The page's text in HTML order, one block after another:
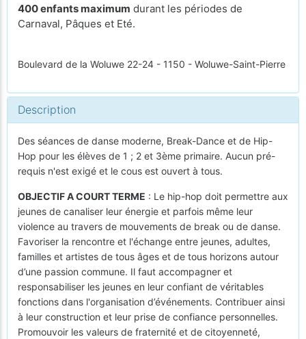
400 enfants maximum durant les périodes de
Carnaval, Pâques et Eté.
Boulevard de la Woluwe 22-24 - 1150 - Woluwe-Saint-Pierre
Description
Des séances de danse moderne, Break-Dance et de Hip-
Hop pour les élèves de 1 ; 2 et 3ème primaire. Aucun pré-
requis n'est exigé et le cous est ouvert à tous.
OBJECTIF A COURT TERME : Le hip-hop doit permettre aux
jeunes de canaliser leur énergie et parfois même leur
violence au travers de mouvements de break ou de danse.
Favoriser la rencontre et l'échange entre jeunes, adultes,
familles et artistes de tous âges et de tous horizons autour
d’une passion commune. Il faut accompagner et
responsabiliser les jeunes en leur confiant de véritables
fonctions dans l'organisation d’événements. Contribuer ainsi
à leur construction et leur prise de confiance personnelles.
Promouvoir les valeurs de fraternité et de citoyenneté,